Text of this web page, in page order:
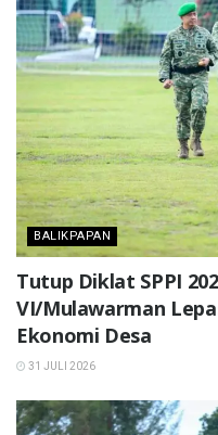
BALIKPAPAN
Tutup Diklat SPPI
VI/Mulawarman
Ekonomi Desa
31 JULI 2026